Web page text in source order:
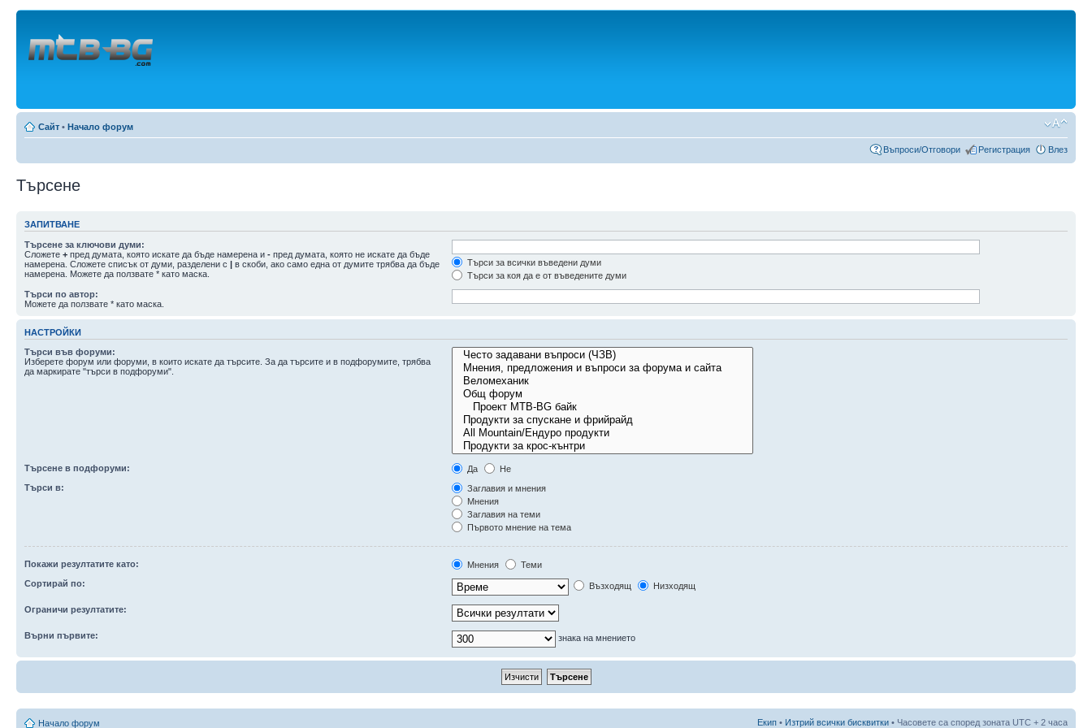
Сайт • Начало форум
Въпроси/Отговори Регистрация Влез
Търсене
ЗАПИТВАНЕ
Търсене за ключови думи:
Сложете + пред думата, която искате да бъде намерена и - пред думата, която не искате да бъде
намерена. Сложете списък от думи, разделени с | в скоби, ако само една от думите трябва да бъде
намерена. Можете да ползвате * като маска.
Търси за всички въведени думи
Търси за коя да е от въведените думи
Търси по автор:
Можете да ползвате * като маска.
НАСТРОЙКИ
Търси във форуми:
Изберете форум или форуми, в които искате да търсите. За да търсите и в подфорумите, трябва
да маркирате "търси в подфоруми".
Търсене в подфоруми: Да
Не
Търси в:
Заглавия и мнения
Мнения
Заглавия на теми
Първото мнение на тема
Покажи резултатите като: Мнения
Теми
Сортирай по:
Възходящ Низходящ
Ограничи резултатите:
Върни първите: знака на мнението
Начало форум Екип • Изтрий всички бисквитки • Часовете са според зоната UTC + 2 часа